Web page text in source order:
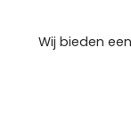
Wij bieden